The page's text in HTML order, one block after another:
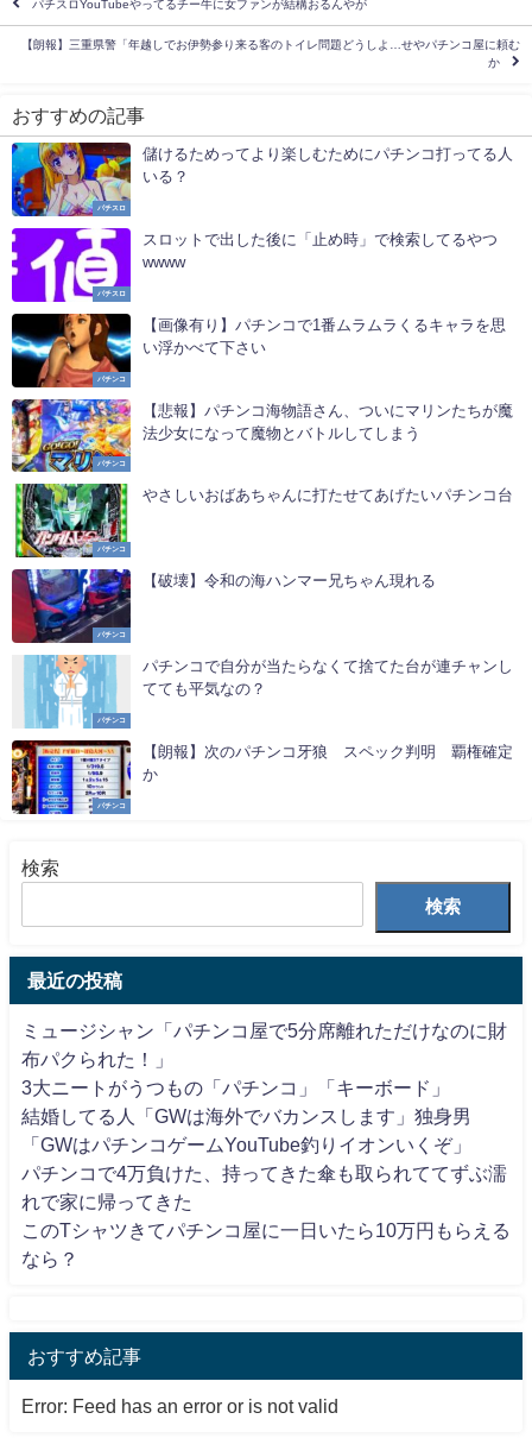
パチスロYouTubeやってるチー牛に女ファンが結構おるんやが
【朗報】三重県警「年越しでお伊勢参り来る客のトイレ問題どうしよ…せやパチンコ屋に頼む
か
おすすめの記事
パチスロ
儲けるためってより楽しむためにパチンコ打ってる人
いる？
パチスロ
スロットで出した後に「止め時」で検索してるやつ
wwww
パチンコ
【画像有り】パチンコで1番ムラムラくるキャラを思
い浮かべて下さい
パチンコ
【悲報】パチンコ海物語さん、ついにマリンたちが魔
法少女になって魔物とバトルしてしまう
パチンコ
やさしいおばあちゃんに打たせてあげたいパチンコ台
パチンコ
【破壊】令和の海ハンマー兄ちゃん現れる
パチンコ
パチンコで自分が当たらなくて捨てた台が連チャンし
てても平気なの？
パチンコ
【朗報】次のパチンコ牙狼 スペック判明 覇権確定
か
検索
検索
最近の投稿
ミュージシャン「パチンコ屋で5分席離れただけなのに財
布パクられた！」
3大ニートがうつもの「パチンコ」「キーボード」
結婚してる人「GWは海外でバカンスします」独身男
「GWはパチンコゲームYouTube釣りイオンいくぞ」
パチンコで4万負けた、持ってきた傘も取られててずぶ濡
れで家に帰ってきた
このTシャツきてパチンコ屋に一日いたら10万円もらえる
なら？
おすすめ記事
Error: Feed has an error or is not valid